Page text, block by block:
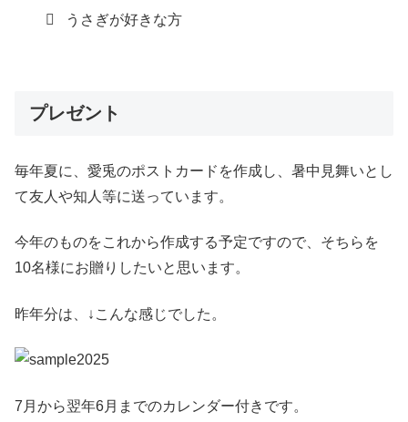
うさぎが好きな方
プレゼント
毎年夏に、愛兎のポストカードを作成し、暑中見舞いとし
て友人や知人等に送っています。
今年のものをこれから作成する予定ですので、そちらを
10名様にお贈りしたいと思います。
昨年分は、↓こんな感じでした。
7月から翌年6月までのカレンダー付きです。